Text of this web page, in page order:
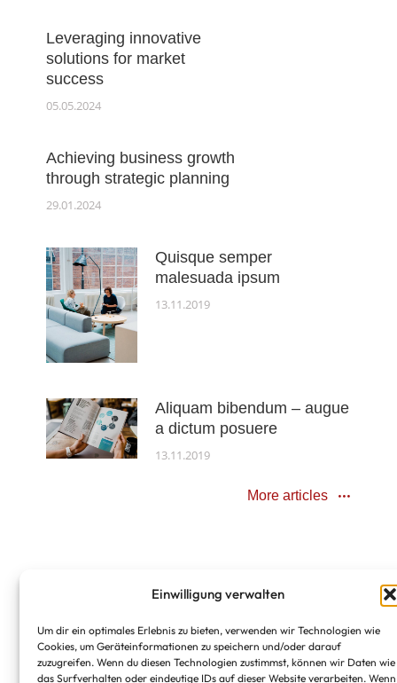
Einwilligung verwalten
Um dir ein optimales Erlebnis zu bieten, verwenden wir Technologien wie
Cookies, um Geräteinformationen zu speichern und/oder darauf
zuzugreifen. Wenn du diesen Technologien zustimmst, können wir Daten wie
das Surfverhalten oder eindeutige IDs auf dieser Website verarbeiten. Wenn
Leveraging innovative
solutions for market
success
05.05.2024
Achieving business growth
through strategic planning
29.01.2024
Quisque semper
malesuada ipsum
13.11.2019
Aliquam bibendum – augue
a dictum posuere
13.11.2019
More articles